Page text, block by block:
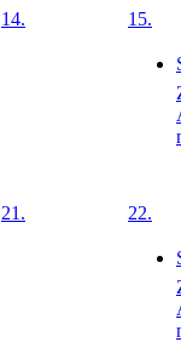
14. 15.
21. 22.